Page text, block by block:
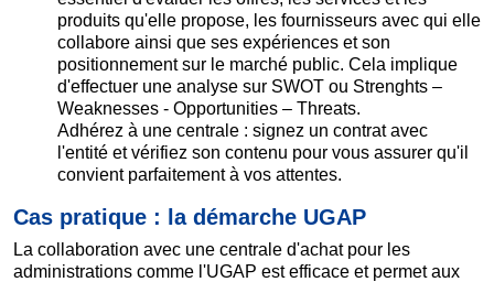
produits qu'elle propose, les fournisseurs avec qui elle
collabore ainsi que ses expériences et son
positionnement sur le marché public. Cela implique
d'effectuer une analyse sur SWOT ou Strenghts –
Weaknesses - Opportunities – Threats.
Adhérez à une centrale : signez un contrat avec
l'entité et vérifiez son contenu pour vous assurer qu'il
convient parfaitement à vos attentes.
Cas pratique : la démarche UGAP
La collaboration avec une centrale d'achat pour les
administrations comme l'UGAP est efficace et permet aux